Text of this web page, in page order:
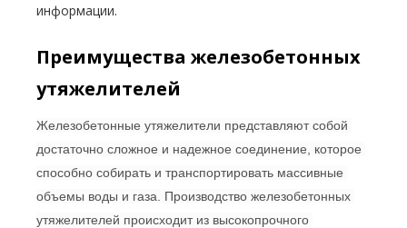
информации.
Преимущества железобетонных
утяжелителей
Железобетонные утяжелители представляют собой
достаточно сложное и надежное соединение, которое
способно собирать и транспортировать массивные
объемы воды и газа. Производство железобетонных
утяжелителей происходит из высокопрочного